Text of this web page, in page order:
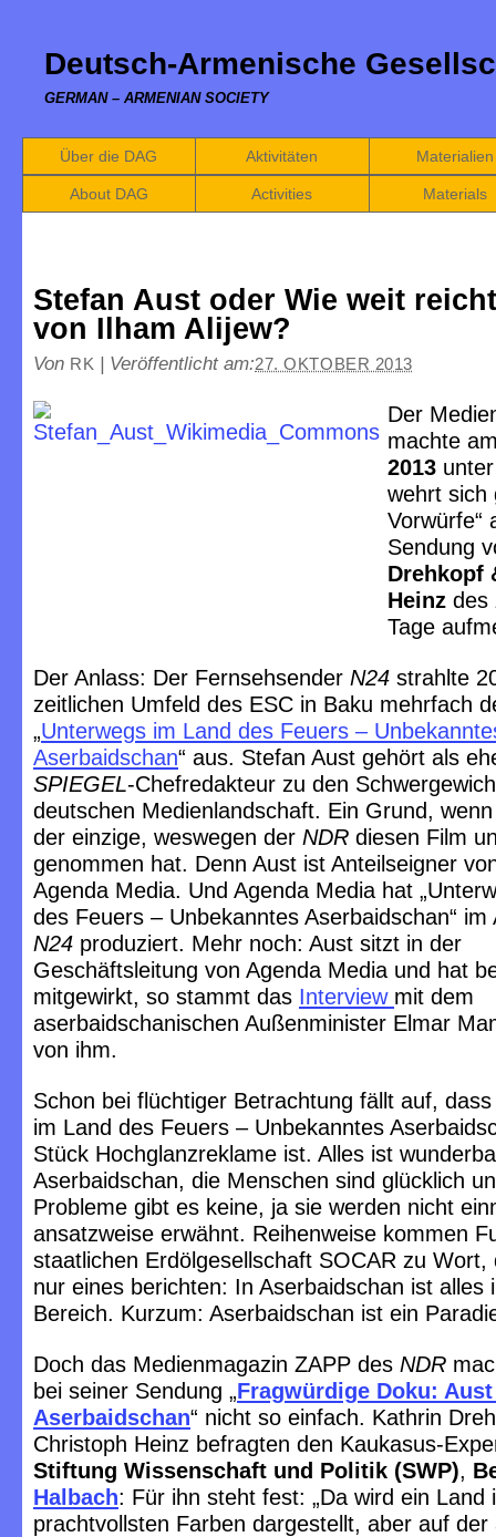
Deutsch-Armenische
GERMAN – ARMENIAN SOCIETY
Über die DAG Aktivitäten Materialien
About DAG Activities Materials
Stefan Aust oder Wie weit
von Ilham Alijew?
Von RK | Veröffentlicht am:27. OKTOBER 2013
Der
machte
2013
wehrt sich
Vorwürfe“
Sendung
Drehkopf
Heinz des
Tage
Der Anlass: Der Fernsehsender N24 strahlte
zeitlichen Umfeld des ESC in Baku mehrfach
„Unterwegs im Land des Feuers –
Aserbaidschan“ aus. Stefan Aust gehört als
SPIEGEL-Chefredakteur zu den
deutschen Medienlandschaft. Ein Grund,
der einzige, weswegen der NDR diesen Film
genommen hat. Denn Aust ist Anteilseigner
Agenda Media. Und Agenda Media hat
des Feuers – Unbekanntes Aserbaidschan“ im
N24 produziert. Mehr noch: Aust sitzt in der
Geschäftsleitung von Agenda Media und hat
mitgewirkt, so stammt das Interview mit dem
aserbaidschanischen Außenminister Elmar
von ihm.
Schon bei flüchtiger Betrachtung fällt auf, dass
im Land des Feuers – Unbekanntes
Stück Hochglanzreklame ist. Alles ist
Aserbaidschan, die Menschen sind glücklich
Probleme gibt es keine, ja sie werden nicht
ansatzweise erwähnt. Reihenweise kommen
staatlichen Erdölgesellschaft SOCAR zu Wort,
nur eines berichten: In Aserbaidschan ist alles
Bereich. Kurzum: Aserbaidschan ist ein
Doch das Medienmagazin ZAPP des NDR
bei seiner Sendung „Fragwürdige Doku:
Aserbaidschan“ nicht so einfach. Kathrin
Christoph Heinz befragten den Kaukasus-
Stiftung Wissenschaft und Politik (SWP),
Halbach: Für ihn steht fest: „Da wird ein Land
prachtvollsten Farben dargestellt, aber auf der